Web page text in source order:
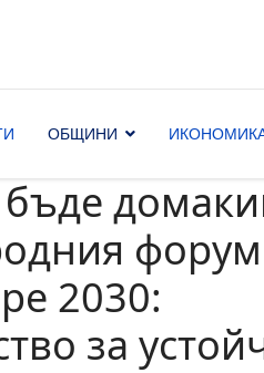
ОБЩИНИ
форум
2030:
за